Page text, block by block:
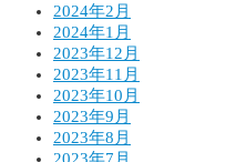
2024年2月
2024年1月
2023年12月
2023年11月
2023年10月
2023年9月
2023年8月
2023年7月